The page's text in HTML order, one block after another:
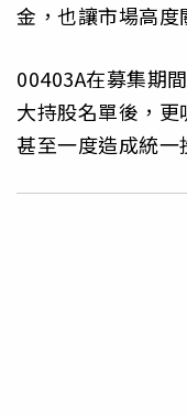
金，也讓市場高度
00403A在募集期
大持股名單後，
甚至一度造成統一